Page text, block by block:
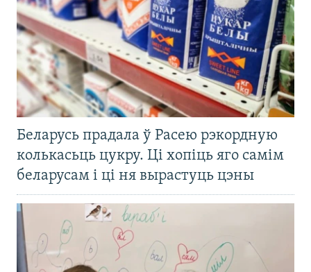
Беларусь прадала ў Расею рэкордную
колькасьць цукру. Ці хопіць яго самім
беларусам і ці ня вырастуць цэны